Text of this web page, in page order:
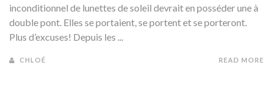
inconditionnel de lunettes de soleil devrait en posséder une à
double pont. Elles se portaient, se portent et se porteront.
Plus d’excuses! Depuis les ...
CHLOÉ READ MORE